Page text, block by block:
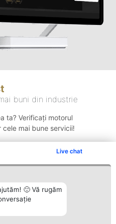
Live chat
🙂 Vă rugăm
buni din industrie
ta? Verificați motorul
mai bune servicii!